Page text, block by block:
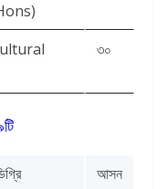
৩০
আসন